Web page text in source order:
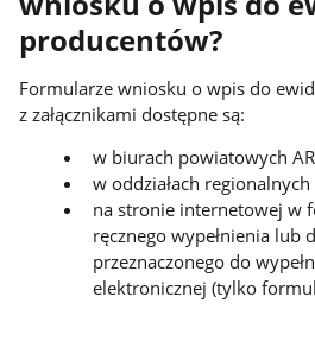
producentów?
Formularze wniosku o wpis do
z załącznikami dostępne są:
w biurach powiatowych
w oddziałach regionalnych
na stronie internetowej w
ręcznego wypełnienia lub
przeznaczonego do
elektronicznej (tylko